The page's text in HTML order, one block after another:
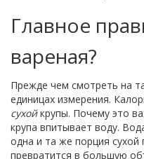
Главное
вареная?
Прежде чем смотреть на
единицах измерения.
сухойкрупы. Почему это
крупа впитывает воду.
одна и та же порция сухой
превратится в большую